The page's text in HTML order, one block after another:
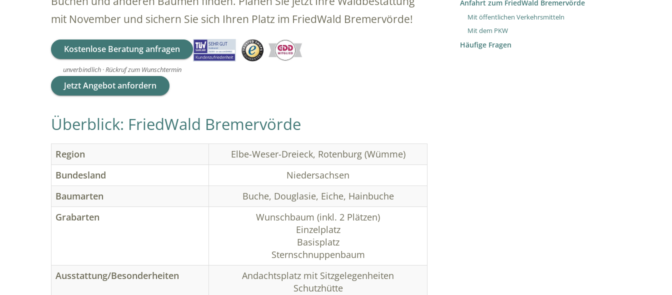
mit November und sichern Sie sich Ihren Platz im FriedWald Bremervörde!
Kostenlose Beratung anfragen
unverbindlich · Rückruf zum Wunschtermin
Jetzt Angebot anfordern
Überblick: FriedWald Bremervörde
Region
Elbe-Weser-Dreieck, Rotenburg (Wümme)
Bundesland
Niedersachsen
Baumarten
Buche, Douglasie, Eiche, Hainbuche
Grabarten
Wunschbaum (inkl. 2 Plätzen)
Einzelplatz
Basisplatz
Sternschnuppenbaum
Ausstattung/Besonderheiten
Andachtsplatz mit Sitzgelegenheiten
Schutzhütte
Anfahrt zum FriedWald Bremervörde
Mit öffentlichen Verkehrsmitteln
Mit dem PKW
Häufige Fragen